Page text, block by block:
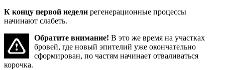
К концу первой недели регенерационные процессы
начинают слабеть.
Обратите внимание! В это же время на участках
бровей, где новый эпителий уже окончательно
сформирован, по частям начинает отваливаться
корочка.